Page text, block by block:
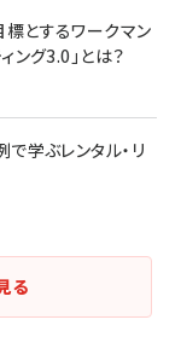
標とするワークマン
ング3.0」とは？
学ぶレンタル・リ
る